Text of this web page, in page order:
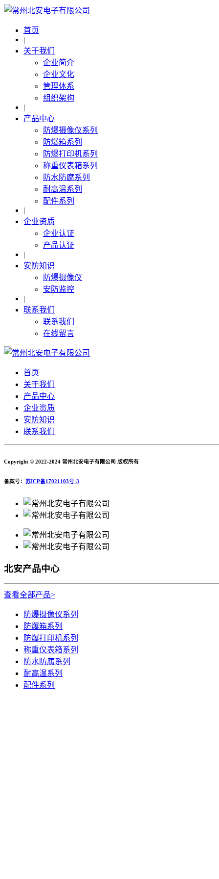
首页
|
关于我们
企业简介
企业文化
管理体系
组织架构
|
产品中心
防爆摄像仪系列
防爆箱系列
防爆打印机系列
称重仪表箱系列
防水防腐系列
耐高温系列
配件系列
|
企业资质
企业认证
产品认证
|
安防知识
防爆摄像仪
安防监控
|
联系我们
联系我们
在线留言
首页
关于我们
产品中心
企业资质
安防知识
联系我们
Copyright © 2022-2024 常州北安电子有限公司 版权所有
备案号： 苏ICP备17021103号-3
北安产品中心
查看全部产品>
防爆摄像仪系列
防爆箱系列
防爆打印机系列
称重仪表箱系列
防水防腐系列
耐高温系列
配件系列